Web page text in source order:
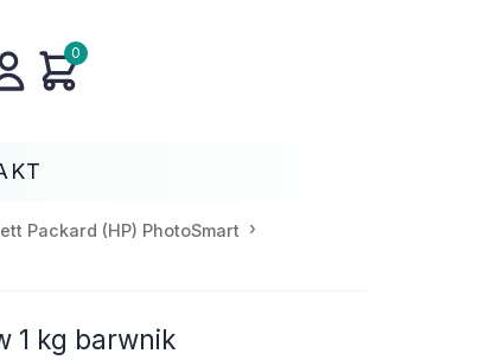
0
Packard (HP) PhotoSmart
1 kg barwnik